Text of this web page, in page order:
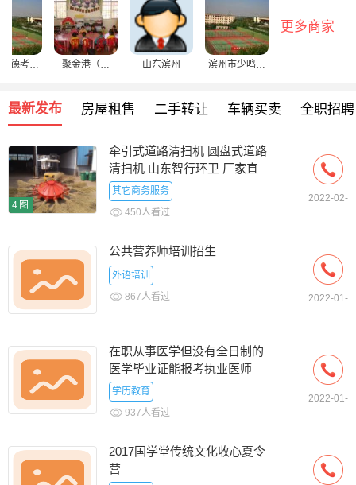
德考试
聚金港（北
代理事务所
山东滨州
滨州市少鸣商
更多商家
最新发布 房屋租售 二手转让 车辆买卖 全职招聘
4图
牵引式道路清扫机 圆盘式道路
清扫机 山东智行环卫 厂家直
销
其它商务服务
450人看过
2022-02-
公共营养师培训招生
外语培训
867人看过
2022-01-
在职从事医学但没有全日制的
医学毕业证能报考执业医师
学历教育
937人看过
2022-01-
2017国学堂传统文化收心夏令
营